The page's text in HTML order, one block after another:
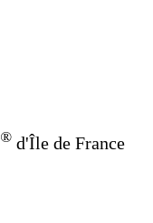
® d'Île de France